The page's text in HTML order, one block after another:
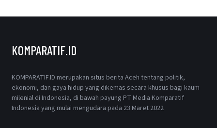
KOMPARATIF.ID
KOMPARATIF.ID merupakan situs berita Aceh tentang politik,
ekonomi, dan gaya hidup yang dikemas secara khusus bagi kaum
milenial di Indonesia, di bawah payung PT Media Komparatif
Indonesia yang mulai mengudara pada 23 Maret 2022